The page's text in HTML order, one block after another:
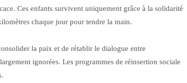
Ces enfants survivent uniquement grâce à la solidarité
chaque jour pour tendre la main.
la paix et de rétablir le dialogue entre
ignorées. Les programmes de réinsertion sociale